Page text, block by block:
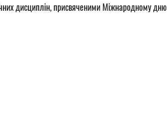
дисциплін, присвяченими Міжнародному дню